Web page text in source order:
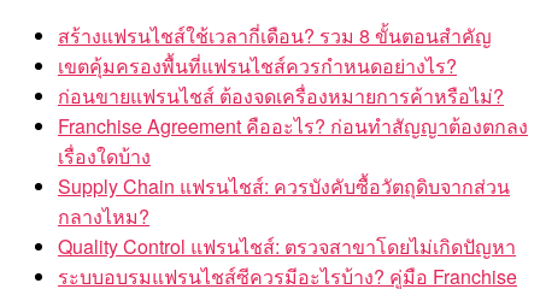
สร้างแฟรนไชส์ใช้เวลากี่เดือน? รวม 8 ขั้นตอนสำคัญ
เขตคุ้มครองพื้นที่แฟรนไชส์ควรกำหนดอย่างไร?
ก่อนขายแฟรนไชส์ ต้องจดเครื่องหมายการค้าหรือไม่?
Franchise Agreement คืออะไร? ก่อนทำสัญญาต้องตกลง
เรื่องใดบ้าง
Supply Chain แฟรนไชส์: ควรบังคับซื้อวัตถุดิบจากส่วน
กลางไหม?
Quality Control แฟรนไชส์: ตรวจสาขาโดยไม่เกิดปัญหา
ระบบอบรมแฟรนไชส์ซีควรมีอะไรบ้าง? คู่มือ Franchise